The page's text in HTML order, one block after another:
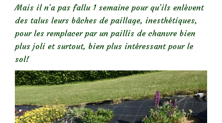
Mais il n’a pas fallu 1 semaine pour qu’ils enlèvent
des talus leurs bâches de paillage, inesthétiques,
pour les remplacer par un paillis de chanvre bien
plus joli et surtout, bien plus intéressant pour le
sol!